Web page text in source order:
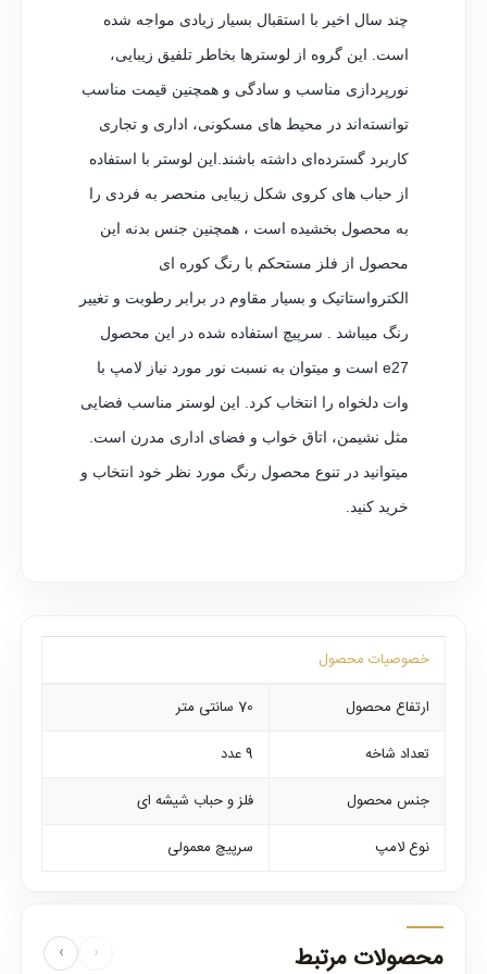
چند سال اخیر با استقبال بسیار زیادی مواجه شده
است. این گروه از لوسترها بخاطر تلفیق زیبایی،
نورپردازی مناسب و سادگی و همچنین قیمت مناسب
توانسته‌اند در محیط‌ های مسکونی، اداری و تجاری
کاربرد گسترده‌ای داشته باشند.این لوستر با استفاده
از حباب های کروی شکل زیبایی منحصر به فردی را
به محصول بخشیده است ، همچنین جنس بدنه این
محصول از فلز مستحکم با رنگ کوره ای
الکترواستاتیک و بسیار مقاوم در برابر رطوبت و تغییر
رنگ میباشد . سرپیچ استفاده شده در این محصول
e27 است و میتوان به نسبت نور مورد نیاز لامپ با
وات دلخواه را انتخاب کرد. این لوستر مناسب فضایی
مثل نشیمن، اتاق خواب و فضای اداری مدرن است.
میتوانید در تنوع محصول رنگ مورد نظر خود انتخاب و
خرید کنید.
خصوصیات محصول
ارتفاع محصول
70 سانتی متر
تعداد شاخه
9 عدد
جنس محصول
فلز و حباب شیشه ای
نوع لامپ
سرپیچ معمولی
محصولات مرتبط ‹
›